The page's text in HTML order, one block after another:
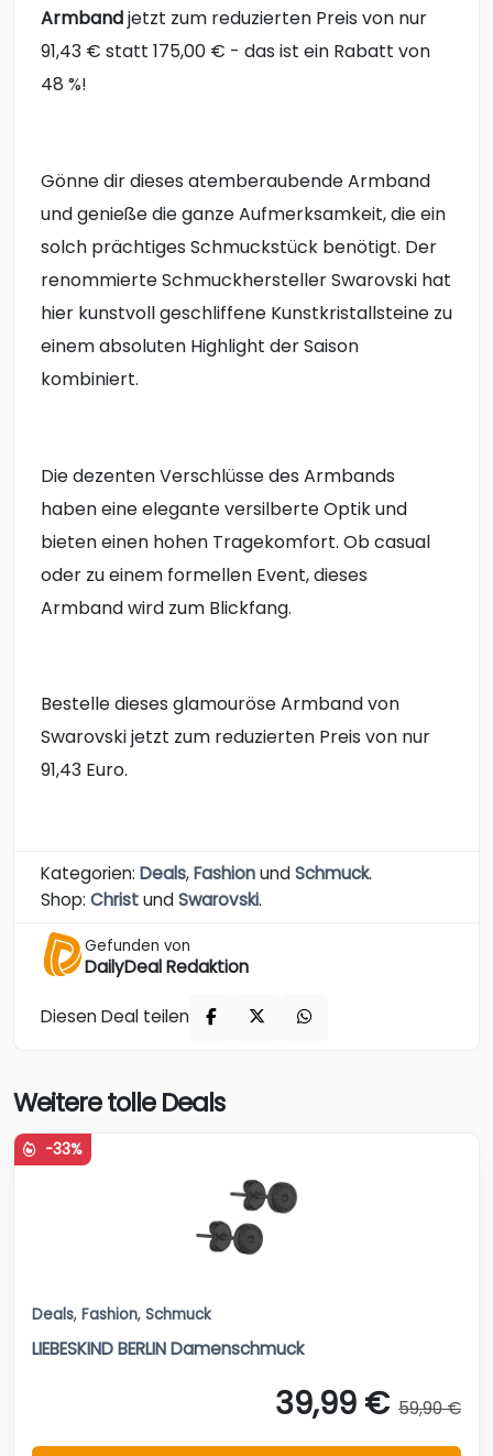
Armbandjetzt zum reduzierten Preis von nur
91,43 € statt 175,00 € - das ist ein Rabatt von
48 %!
Gönne dir dieses atemberaubende Armband
und genieße die ganze Aufmerksamkeit, die ein
solch prächtiges Schmuckstück benötigt. Der
renommierte Schmuckhersteller Swarovski hat
hier kunstvoll geschliffene Kunstkristallsteine zu
einem absoluten Highlight der Saison
kombiniert.
Die dezenten Verschlüsse des Armbands
haben eine elegante versilberte Optik und
bieten einen hohen Tragekomfort. Ob casual
oder zu einem formellen Event, dieses
Armband wird zum Blickfang.
Bestelle dieses glamouröse Armband von
Swarovski jetzt zum reduzierten Preis von nur
91,43 Euro.
Kategorien: Deals,FashionundSchmuck.
Shop: ChristundSwarovski.
Gefunden von
DailyDeal Redaktion
Diesen Deal teilen
Weitere tolle Deals
-33%
Deals, Fashion, Schmuck
LIEBESKIND BERLIN Damenschmuck
39,99 € 59,90 €